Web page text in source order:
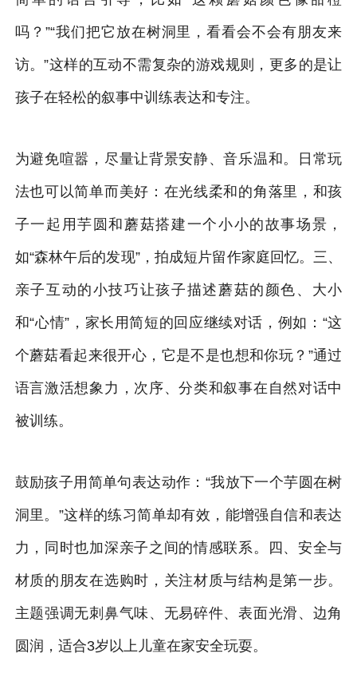
吗？”“我们把它放在树洞里，看看会不会有朋友来
访。”这样的互动不需复杂的游戏规则，更多的是让
孩子在轻松的叙事中训练表达和专注。
为避免喧嚣，尽量让背景安静、音乐温和。日常玩
法也可以简单而美好：在光线柔和的角落里，和孩
子一起用芋圆和蘑菇搭建一个小小的故事场景，
如“森林午后的发现”，拍成短片留作家庭回忆。三、
亲子互动的小技巧让孩子描述蘑菇的颜色、大小
和“心情”，家长用简短的回应继续对话，例如：“这
个蘑菇看起来很开心，它是不是也想和你玩？”通过
语言激活想象力，次序、分类和叙事在自然对话中
被训练。
鼓励孩子用简单句表达动作：“我放下一个芋圆在树
洞里。”这样的练习简单却有效，能增强自信和表达
力，同时也加深亲子之间的情感联系。四、安全与
材质的朋友在选购时，关注材质与结构是第一步。
主题强调无刺鼻气味、无易碎件、表面光滑、边角
圆润，适合3岁以上儿童在家安全玩耍。